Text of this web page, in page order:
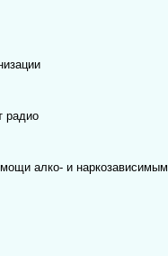
радио
алко- и наркозависимым